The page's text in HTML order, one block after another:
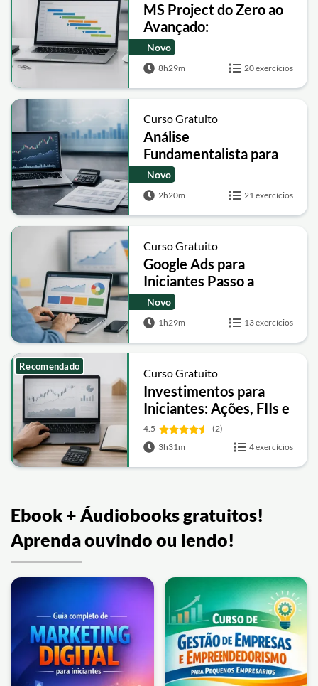
MS Project do Zero ao
Avançado:
Cronogramas, Recursos
e Linha de Base
Novo
8h29m 20 exercícios
Curso Gratuito
Análise
Fundamentalista para
Investidores:
Indicadores, Valuation
e Governança
Novo
2h20m 21 exercícios
Curso Gratuito
Google Ads para
Iniciantes Passo a
Passo (da Conta à
Conversão)
Novo
1h29m 13 exercícios
Curso Gratuito
Investimentos para
Iniciantes: Ações, FIIs e
Renda Fixa
4.5
(2)
3h31m
4 exercícios
Recomendado
Ebook + Áudiobooks gratuitos!
Aprenda ouvindo ou lendo!